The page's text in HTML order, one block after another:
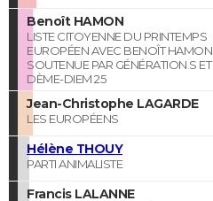
Benoît HAMON
LISTE CITOYENNE DU PRINTEMPS
EUROPÉEN AVEC BENOÎT HAMON
SOUTENUE PAR GÉNÉRATION.S ET
DÈME-DIEM 25
Jean-Christophe LAGARDE
LES EUROPÉENS
Hélène THOUY
PARTI ANIMALISTE
Francis LALANNE